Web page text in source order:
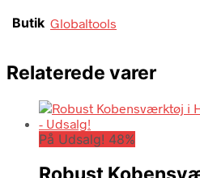
Butik Globaltools
Relaterede varer
På Udsalg! 48%